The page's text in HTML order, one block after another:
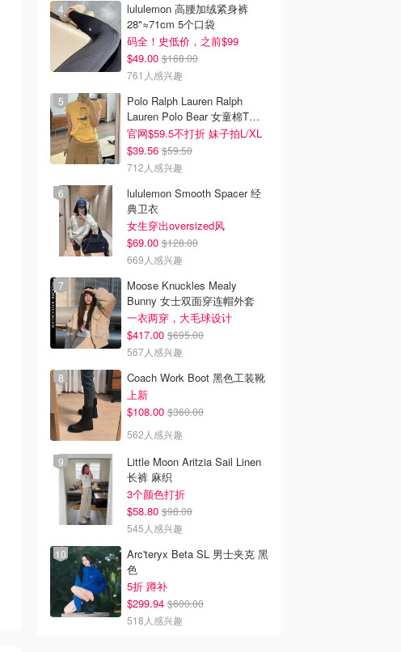
lululemon 高腰加绒紧身裤
28"≈71cm 5个口袋
码全！史低价，之前$99
$49.00 $168.00
761人感兴趣
Polo Ralph Lauren Ralph
Lauren Polo Bear 女童棉T恤
染色 1件
官网$59.5不打折 妹子拍L/XL
$39.56 $59.50
712人感兴趣
lululemon Smooth Spacer 经
典卫衣
女生穿出oversized风
$69.00 $128.00
669人感兴趣
Moose Knuckles Mealy
Bunny 女士双面穿连帽外套
一衣两穿，大毛球设计
$417.00 $695.00
567人感兴趣
Coach Work Boot 黑色工装靴
上新
$108.00 $360.00
562人感兴趣
Little Moon Aritzia Sail Linen
长裤 麻织
3个颜色打折
$58.80 $98.00
545人感兴趣
Arc'teryx Beta SL 男士夹克 黑
色
5折 蹲补
$299.94 $600.00
518人感兴趣